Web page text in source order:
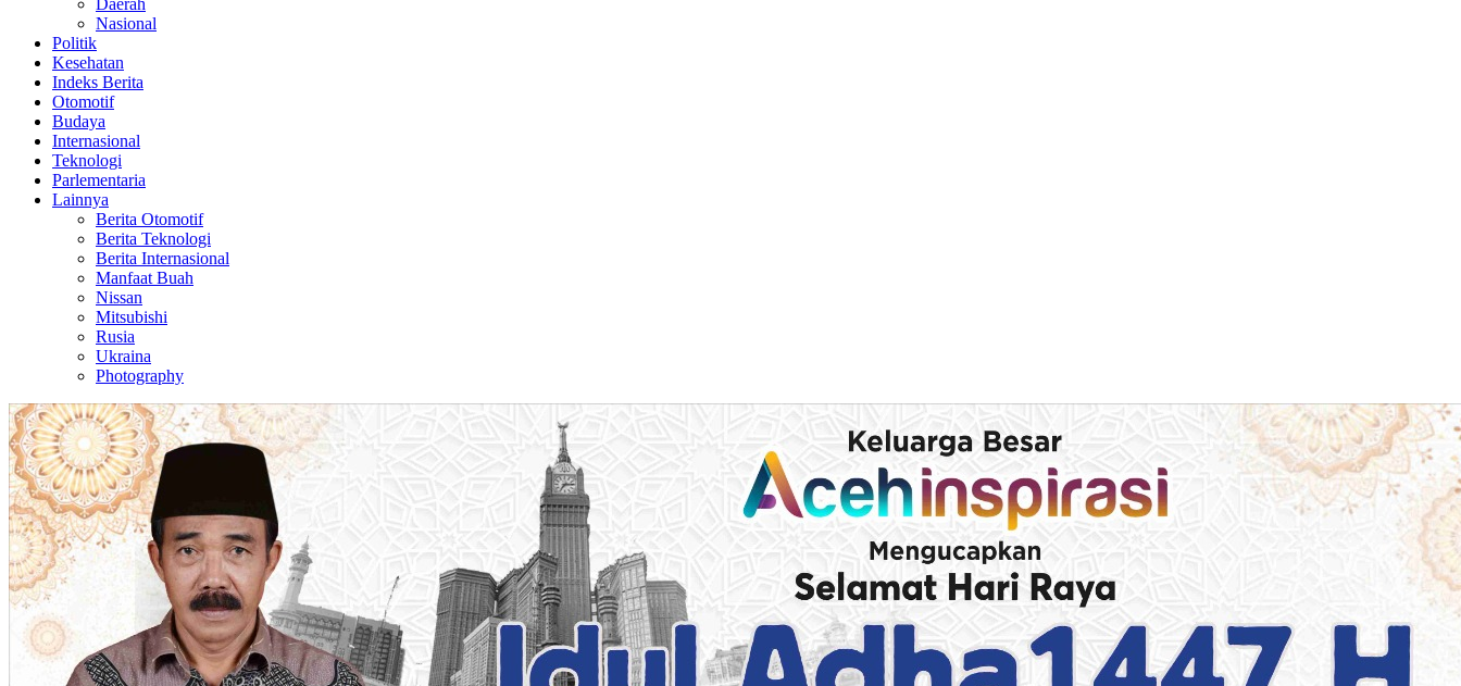
Daerah
Nasional
Politik
Kesehatan
Indeks Berita
Otomotif
Budaya
Internasional
Teknologi
Parlementaria
Lainnya
Berita Otomotif
Berita Teknologi
Berita Internasional
Manfaat Buah
Nissan
Mitsubishi
Rusia
Ukraina
Photography